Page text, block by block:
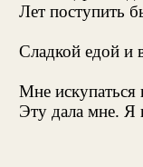
Лет поступить
Сладкой едой и
Мне искупаться
Эту дала мне. Я